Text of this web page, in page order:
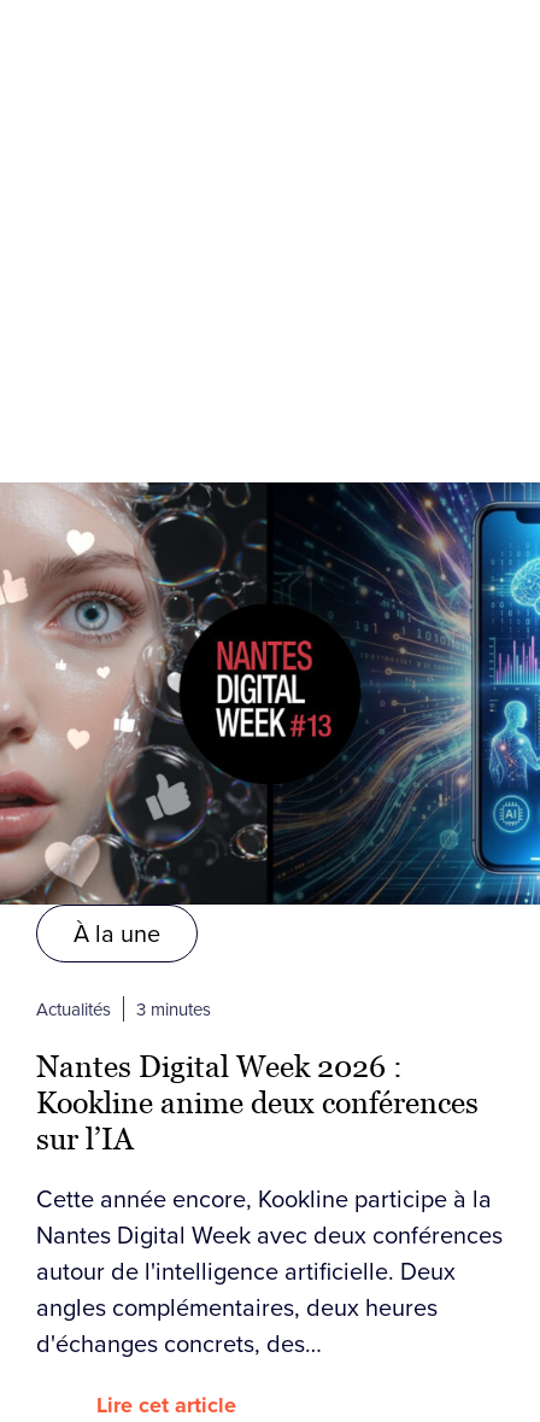
À la une
Actualités 3 minutes
Nantes Digital Week 2026 :
Kookline anime deux conférences
sur l’IA
Cette année encore, Kookline participe à la
Nantes Digital Week avec deux conférences
autour de l'intelligence artificielle. Deux
angles complémentaires, deux heures
d'échanges concrets, des…
Lire cet article